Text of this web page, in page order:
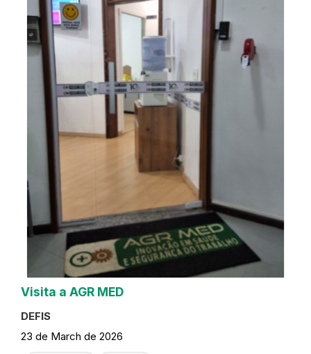
Visita a AGR MED
DEFIS
23 de March de 2026